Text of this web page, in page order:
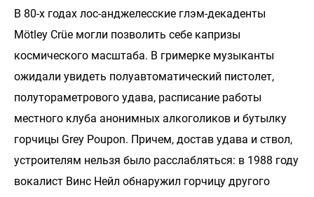
В 80-х годах лос-анджелесские глэм-декаденты
Mötley Crüe могли позволить себе капризы
космического масштаба. В гримерке музыканты
ожидали увидеть полуавтоматический пистолет,
полутораметрового удава, расписание работы
местного клуба анонимных алкоголиков и бутылку
горчицы Grey Poupon. Причем, достав удава и ствол,
устроителям нельзя было расслабляться: в 1988 году
вокалист Винс Нейл обнаружил горчицу другого